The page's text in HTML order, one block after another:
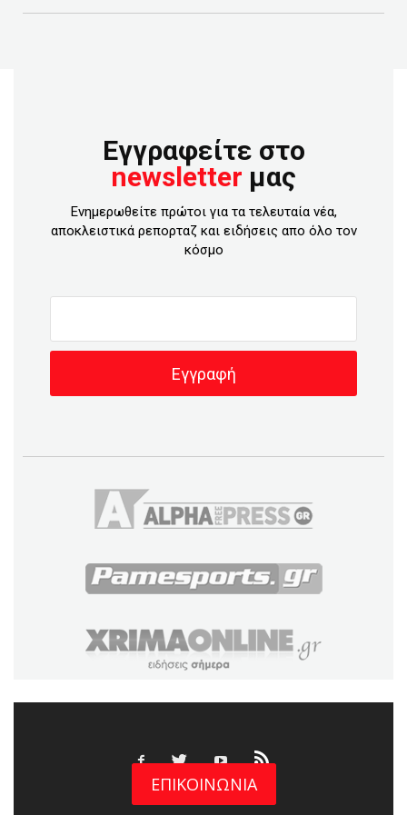
Εγγραφείτε στο
newsletter μας
Ενημερωθείτε πρώτοι για τα τελευταία νέα,
αποκλειστικά ρεπορταζ και ειδήσεις απο όλο τον
κόσμο
ΕΠΙΚΟΙΝΩΝΙΑ